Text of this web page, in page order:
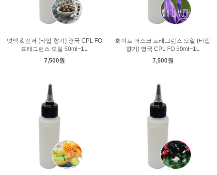
넛맥 & 진저 (타입 향기) 영국 CPL FO
프래그런스 오일 50ml~1L
7,500원
화이트 머스크 프래그런스 오일 (타입
향기) 영국 CPL FO 50ml~1L
7,500원